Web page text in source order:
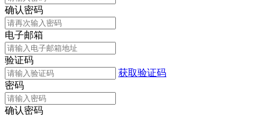
确认密码
电子邮箱
验证码
获取验证码
密码
确认密码